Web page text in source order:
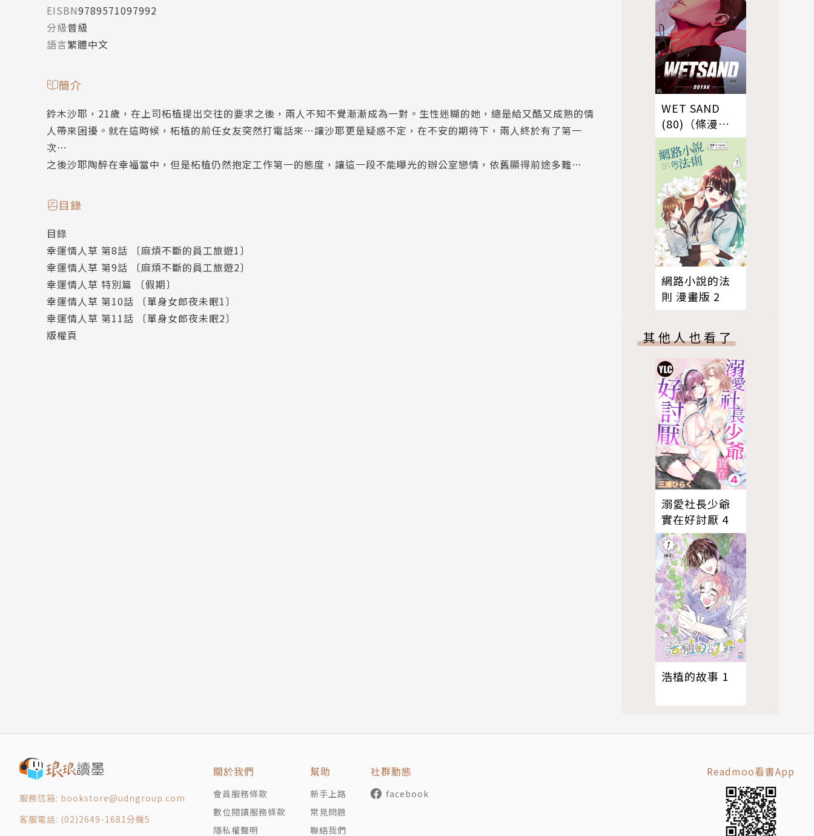
EISBN9789571097992
分級普級
語言繁體中文
簡介
鈴木沙耶，21歲，在上司柘植提出交往的要求之後，兩人不知不覺漸漸成為一對。生性迷糊的她，總是給又酷又成熟的情
人帶來困擾。就在這時候，柘植的前任女友突然打電話來…讓沙耶更是疑惑不定，在不安的期待下，兩人終於有了第一
次…
之後沙耶陶醉在幸福當中，但是柘植仍然抱定工作第一的態度，讓這一段不能曝光的辦公室戀情，依舊顯得前途多難…
目錄
目錄
幸運情人草 第8話 〔麻煩不斷的員工旅遊1〕
幸運情人草 第9話 〔麻煩不斷的員工旅遊2〕
幸運情人草 特別篇 〔假期〕
幸運情人草 第10話 〔單身女郎夜未眠1〕
幸運情人草 第11話 〔單身女郎夜未眠2〕
版權頁
WET SAND
(80)（條漫
版）
網路小說的法
則 漫畫版 2
其他人也看了
溺愛社長少爺
實在好討厭 4
浩植的故事 1
服務信箱: bookstore@udngroup.com
客服電話: (02)2649-1681分機5
關於我們
會員服務條款
數位閱讀服務條款
隱私權聲明
幫助
新手上路
常見問題
聯絡我們
社群動態
facebook
Readmoo看書App